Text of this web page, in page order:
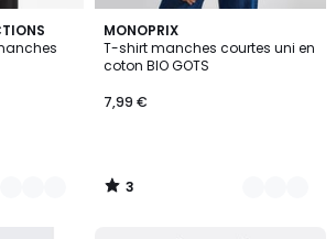
MONOPRIX
T-shirt manches courtes uni en
coton BIO GOTS
7,99 €
3
/
5
6
Couleurs
3
/